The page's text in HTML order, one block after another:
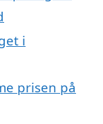
i
prisen på